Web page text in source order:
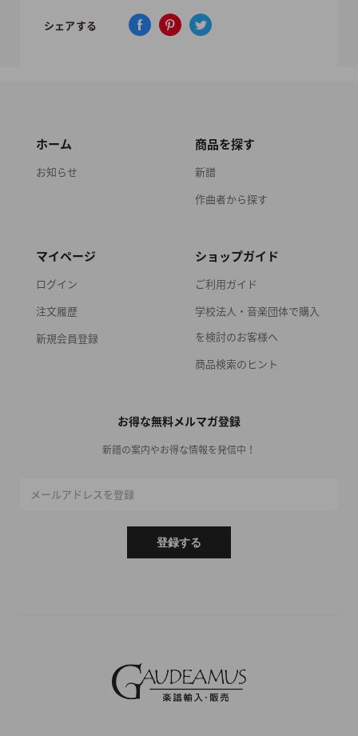
シェアする
ホーム
お知らせ
商品を探す
新譜
作曲者から探す
マイページ
ログイン
注文履歴
新規会員登録
ショップガイド
ご利用ガイド
学校法人・音楽団体で購入
を検討のお客様へ
商品検索のヒント
お得な無料メルマガ登録
新譜の案内やお得な情報を発信中！
メールアドレスを登録
登録する